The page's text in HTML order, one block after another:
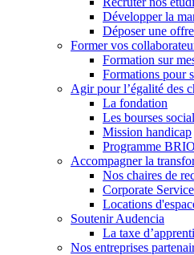
Développer la
Déposer une offre
Former vos
Formation sur
Formations pour
Agir pour l’égalité des
La fondation
Les bourses
Mission handicap
Programme BRIO
Accompagner la
Nos chaires de
Corporate
Locations
Soutenir Audencia
La taxe
Nos entreprises